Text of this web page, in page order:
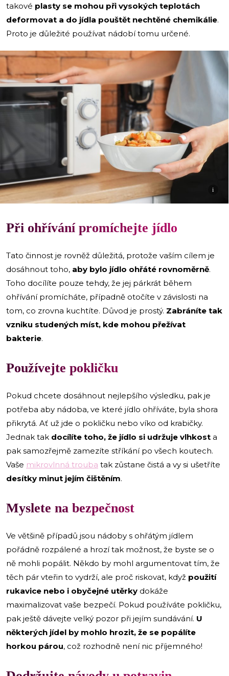
takové plasty se mohou při vysokých teplotách
deformovat a do jídla pouštět nechtěné chemikálie.
Proto je důležité používat nádobí tomu určené.
i
Při ohřívání promíchejte jídlo
Tato činnost je rovněž důležitá, protože vaším cílem je
dosáhnout toho, aby bylo jídlo ohřáté rovnoměrně.
Toho docílíte pouze tehdy, že jej párkrát během
ohřívání promícháte, případně otočíte v závislosti na
tom, co zrovna kuchtíte. Důvod je prostý. Zabráníte tak
vzniku studených míst, kde mohou přežívat
bakterie.
Používejte pokličku
Pokud chcete dosáhnout nejlepšího výsledku, pak je
potřeba aby nádoba, ve které jídlo ohříváte, byla shora
přikrytá. Ať už jde o pokličku nebo víko od krabičky.
Jednak tak docílíte toho, že jídlo si udržuje vlhkost a
pak samozřejmě zamezíte stříkání po všech koutech.
Vaše mikrovlnná trouba tak zůstane čistá a vy si ušetříte
desítky minut jejím čištěním.
Myslete na bezpečnost
Ve většině případů jsou nádoby s ohřátým jídlem
pořádně rozpálené a hrozí tak možnost, že byste se o
ně mohli popálit. Někdo by mohl argumentovat tím, že
těch pár vteřin to vydrží, ale proč riskovat, když použití
rukavice nebo i obyčejné utěrky dokáže
maximalizovat vaše bezpečí. Pokud používáte pokličku,
pak ještě dávejte velký pozor při jejím sundávání. U
některých jídel by mohlo hrozit, že se popálíte
horkou párou, což rozhodně není nic příjemného!